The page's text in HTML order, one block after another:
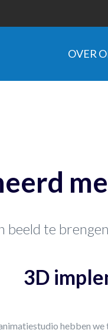
OVER
beeld te brengen
3D
hebben